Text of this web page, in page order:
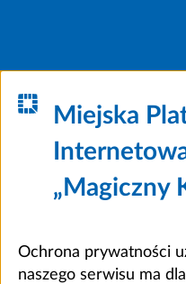
Miejska
„Magiczny
Ochrona prywatności
naszego serwisu ma